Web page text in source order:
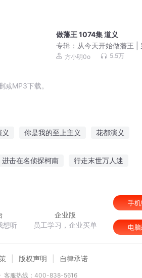
做藩王 1074集 道义
专辑： 从今天开始做藩王 |
霸 | VIP免费
方小明0o 5.5万
MP3下载。
你是我的至上主义 花都演义
进击在名侦探柯南 行走末世万人迷
想听
企业版
员工学习，企业买单
手
电
版权声明 自律承诺
客服热线：400-838-5616